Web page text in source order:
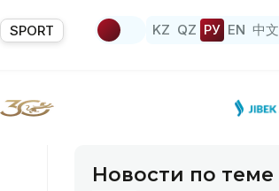
SPORT KZ QZ РУ EN 中文
Новости по теме